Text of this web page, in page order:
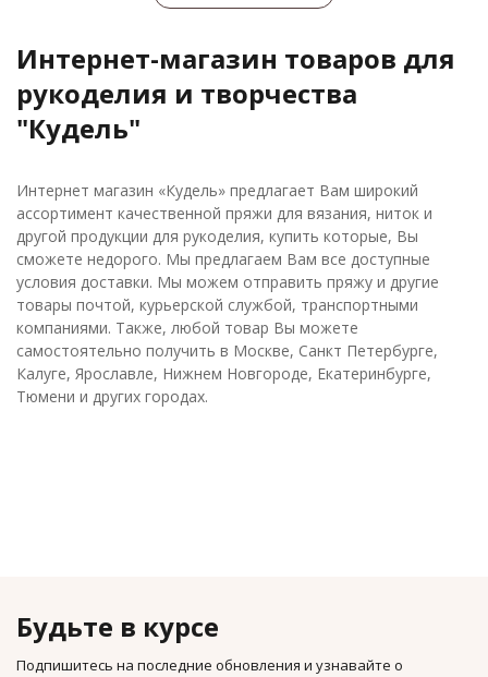
Интернет-магазин товаров для
рукоделия и творчества
"Кудель"
Интернет магазин «Кудель» предлагает Вам широкий
ассортимент качественной пряжи для вязания, ниток и
другой продукции для рукоделия, купить которые, Вы
сможете недорого. Мы предлагаем Вам все доступные
условия доставки. Мы можем отправить пряжу и другие
товары почтой, курьерской службой, транспортными
компаниями. Также, любой товар Вы можете
самостоятельно получить в Москве, Санкт Петербурге,
Калуге, Ярославле, Нижнем Новгороде, Екатеринбурге,
Тюмени и других городах.
Будьте в курсе
Подпишитесь на последние обновления и узнавайте о